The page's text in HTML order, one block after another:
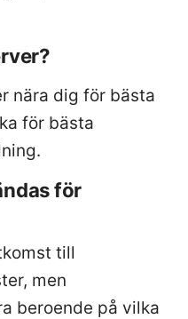
nära dig för bästa
för bästa
för
till
men
beroende på vilka